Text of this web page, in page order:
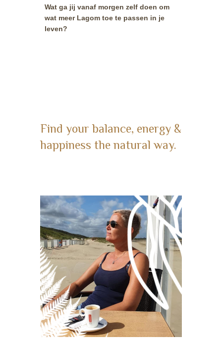
Wat ga jij vanaf morgen zelf doen om
wat meer Lagom toe te passen in je
leven?
Find your balance, energy &
happiness the natural way.